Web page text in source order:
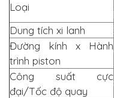
Loại
Dung tích xi lanh
Đường kính x Hành
trình piston
Công suất cực
đại/Tốc độ quay